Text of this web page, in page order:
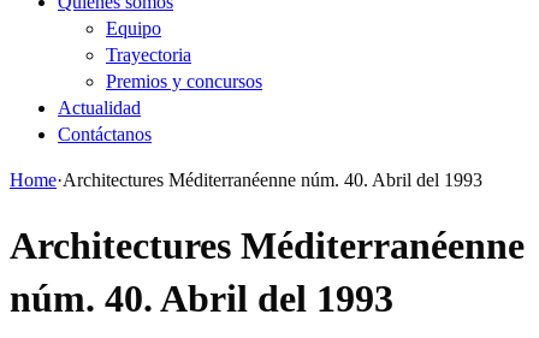
Equipo
Trayectoria
Premios y concursos
Actualidad
Contáctanos
Home·Architectures Méditerranéenne núm. 40. Abril del 1993
Architectures Méditerranéenne
núm. 40. Abril del 1993